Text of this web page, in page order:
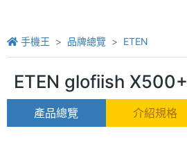
手機王 品牌總覽 ETEN
ETEN glofiish X500+
產品總覽 介紹規格